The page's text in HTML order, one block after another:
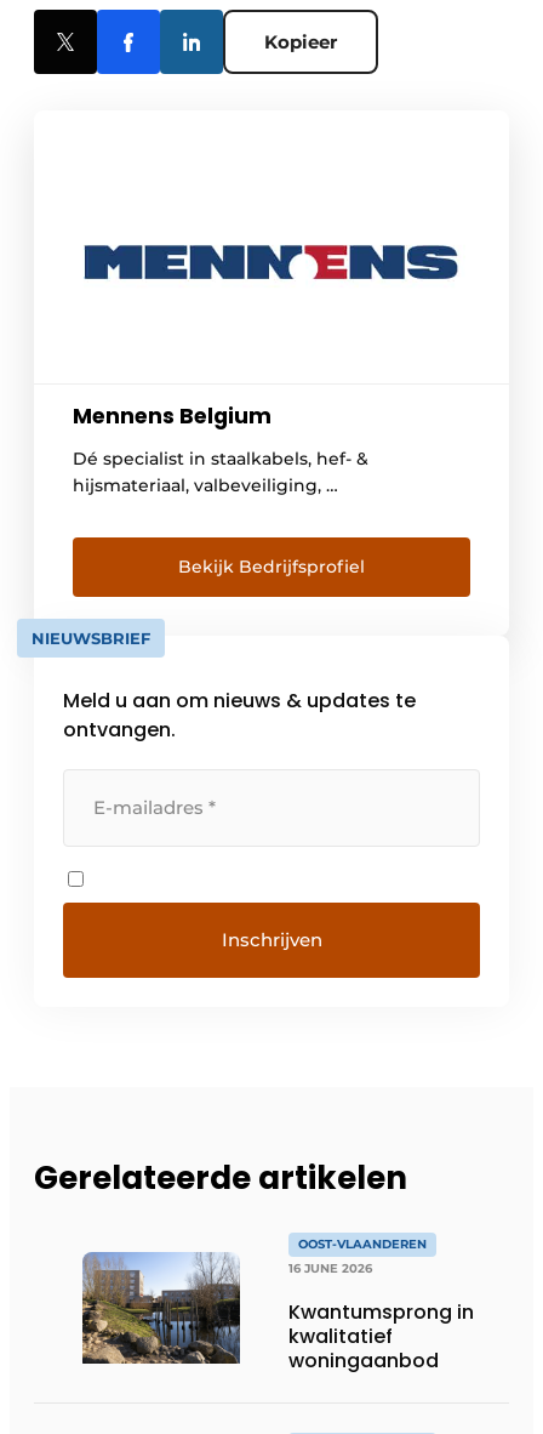
Kopieer
Mennens Belgium
Dé specialist in staalkabels, hef- &
hijsmateriaal, valbeveiliging, …
Bekijk Bedrijfsprofiel
NIEUWSBRIEF
Meld u aan om nieuws & updates te
ontvangen.
Gerelateerde artikelen
OOST-VLAANDEREN
16 JUNE 2026
Kwantumsprong in
kwalitatief
woningaanbod